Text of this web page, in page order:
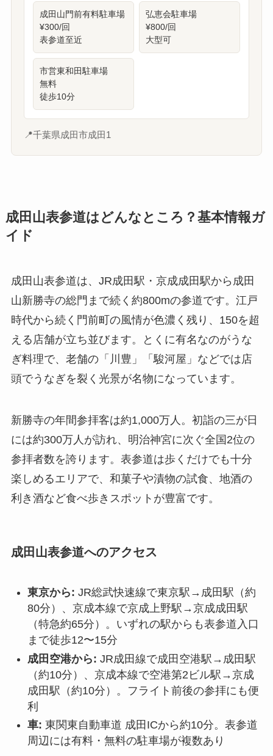
成田山門前有料駐車場
¥300/回
表参道至近
弘恵会駐車場
¥800/回
大型可
市営東和田駐車場
無料
徒歩10分
📍千葉県成田市成田1
成田山表参道はどんなところ？基本情報ガ
イド
成田山表参道は、JR成田駅・京成成田駅から成田
山新勝寺の総門まで続く約800mの参道です。江戸
時代から続く門前町の風情が色濃く残り、150を超
える店舗が立ち並びます。とくに有名なのがうな
ぎ料理で、老舗の「川豊」「駿河屋」などでは店
頭でうなぎを裂く光景が名物になっています。
新勝寺の年間参拝客は約1,000万人。初詣の三が日
には約300万人が訪れ、明治神宮に次ぐ全国2位の
参拝者数を誇ります。表参道は歩くだけでも十分
楽しめるエリアで、和菓子や漬物の試食、地酒の
利き酒など食べ歩きスポットが豊富です。
成田山表参道へのアクセス
東京から: JR総武快速線で東京駅→成田駅（約
80分）、京成本線で京成上野駅→京成成田駅
（特急約65分）。いずれの駅からも表参道入口
まで徒歩12〜15分
成田空港から: JR成田線で成田空港駅→成田駅
（約10分）、京成本線で空港第2ビル駅→京成
成田駅（約10分）。フライト前後の参拝にも便
利
車: 東関東自動車道 成田ICから約10分。表参道
周辺には有料・無料の駐車場が複数あり